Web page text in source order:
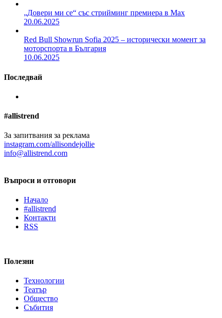
„Довери ми се“ със стрийминг премиера в Max
20.06.2025
Red Bull Showrun Sofia 2025 – исторически момент за
моторспорта в България
10.06.2025
Последвай
#allistrend
За запитвания за реклама
instagram.com/allisondejollie
info@allistrend.com
Въпроси и отговори
Начало
#allistrend
Контакти
RSS
Полезни
Технологии
Театър
Общество
Събития